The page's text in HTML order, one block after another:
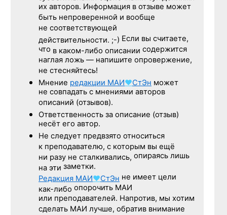
их авторов. Информация в отзыве может
быть непроверенной и вообще
не соответствующей
действительности. ;-) Если вы считаете,
что в каком-либо описании содержится
наглая ложь — напишите опровержение,
не стесняйтесь!
Мнение редакции МАИ♥СтЭн может
не совпадать с мнениями авторов
описаний (отзывов).
Ответственность за описание (отзыв)
несёт его автор.
Не следует предвзято относиться
к преподавателю, с которым вы ещё
ни разу не сталкивались, опираясь лишь
на эти заметки.
Редакция МАИ♥СтЭн не имеет цели
как-либо опорочить МАИ
или преподавателей. Напротив, мы хотим
сделать МАИ лучше, обратив внимание